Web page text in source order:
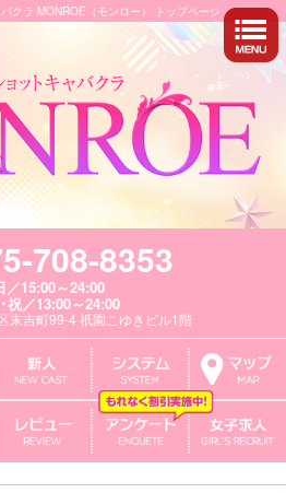
クラ MONROE（モンロー） トップページ
708-8353
／15:00～24:00
祝／13:00～24:00
末吉町99-4 祇園こゆきビル1階